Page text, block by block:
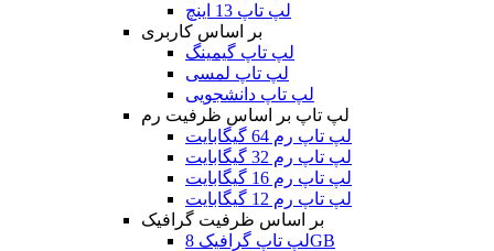
لپ تاپ 13 اینچ
بر اساس کاربری
لپ تاپ گیمینگ
لپ تاپ لمسی
لپ تاپ دانشجویی
لپ تاپ بر اساس ظرفیت رم
لپ تاپ رم 64 گیگابایت
لپ تاپ رم 32 گیگابایت
لپ تاپ رم 16 گیگابایت
لپ تاپ رم 12 گیگابایت
بر اساس ظرفیت گرافیک
لپ تاپ گرافیک 8GB